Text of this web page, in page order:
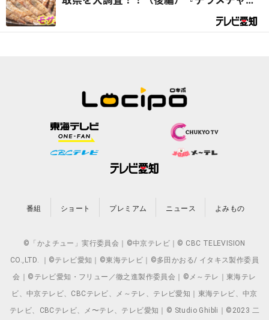
番組 ショート プレミアム ニュース よみもの
©「かよチュー」実行委員会｜©中京テレビ｜© CBC TELEVISION
CO.,LTD. ｜©テレビ愛知｜©東海テレビ｜©多田かおる/ イタキス製作委員
会｜©テレビ愛知・フリュー／徹之進製作委員会｜©メ～テレ｜東海テレ
ビ、中京テレビ、CBCテレビ、メ～テレ、テレビ愛知｜東海テレビ、中京
テレビ、CBCテレビ、メ〜テレ、テレビ愛知｜© Studio Ghibli｜©2023 二